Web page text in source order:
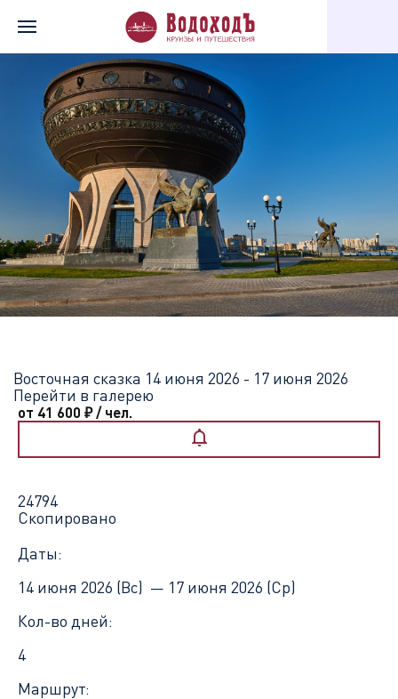
Восточная сказка 14 июня 2026 - 17 июня 2026
Перейти в галерею
от 41 600 ₽/ чел.
24794
Скопировано
Даты:
14 июня 2026 (Вс) — 17 июня 2026 (Ср)
Кол-во дней:
4
Маршрут: